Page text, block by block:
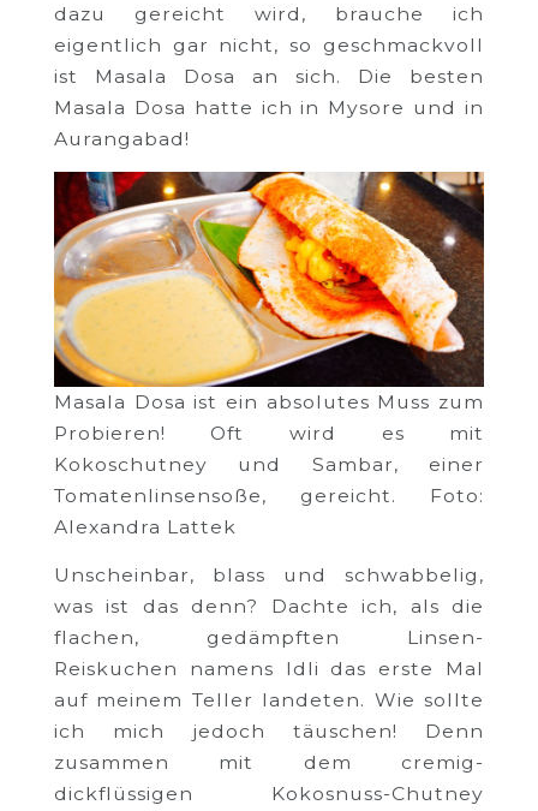
dazu gereicht wird, brauche ich
eigentlich gar nicht, so geschmackvoll
ist Masala Dosa an sich. Die besten
Masala Dosa hatte ich in Mysore und in
Aurangabad!
Masala Dosa ist ein absolutes Muss zum
Probieren! Oft wird es mit
Kokoschutney und Sambar, einer
Tomatenlinsensoße, gereicht. Foto:
Alexandra Lattek
Unscheinbar, blass und schwabbelig,
was ist das denn? Dachte ich, als die
flachen, gedämpften Linsen-
Reiskuchen namens Idli das erste Mal
auf meinem Teller landeten. Wie sollte
ich mich jedoch täuschen! Denn
zusammen mit dem cremig-
dickflüssigen Kokosnuss-Chutney